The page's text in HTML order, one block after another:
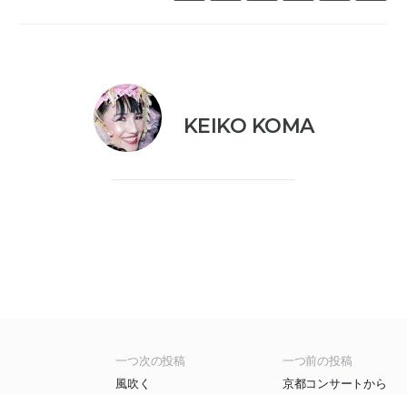
KEIKO KOMA
一つ前の投稿
京都コンサートから
一つ次の投稿
風吹く